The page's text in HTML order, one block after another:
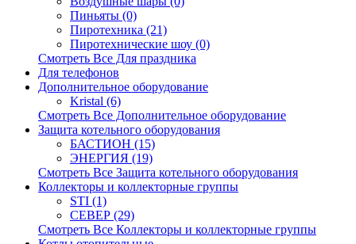
Пиньяты (0)
Пиротехника (21)
Пиротехнические шоу (0)
Смотреть Все Для праздника
Для телефонов
Дополнительное оборудование
Kristal (6)
Смотреть Все Дополнительное оборудование
Защита котельного оборудования
БАСТИОН (15)
ЭНЕРГИЯ (19)
Смотреть Все Защита котельного оборудования
Коллекторы и коллекторные группы
STI (1)
СЕВЕР (29)
Смотреть Все Коллекторы и коллекторные группы